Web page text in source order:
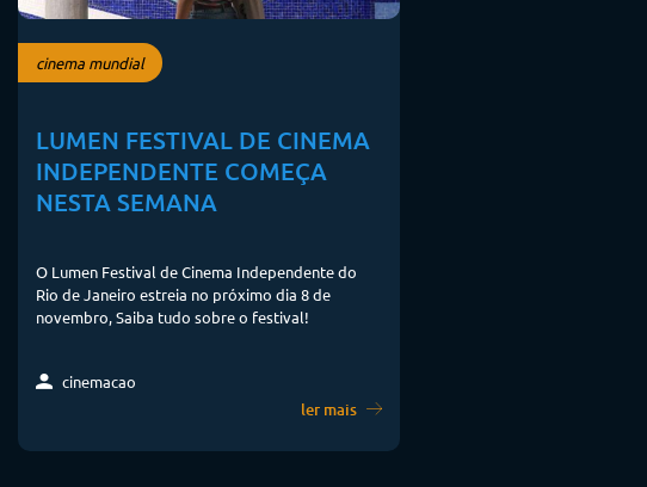
cinema mundial
LUMEN FESTIVAL DE CINEMA
INDEPENDENTE COMEÇA
NESTA SEMANA
O Lumen Festival de Cinema Independente do
Rio de Janeiro estreia no próximo dia 8 de
novembro, Saiba tudo sobre o festival!
cinemacao
ler mais